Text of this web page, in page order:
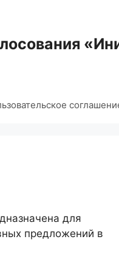
для
предложений в